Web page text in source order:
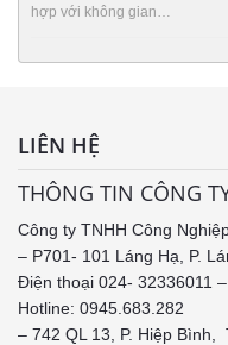
hợp với không gian…
LIÊN HỆ
THÔNG TIN CÔNG
Công ty TNHH Công
– P701- 101 Láng Hạ, P.
Điện thoại 024- 32336011
Hotline: 0945.683.282
– 742 QL 13, P. Hiệp Bình,